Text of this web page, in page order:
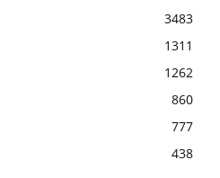
3483
1311
1262
860
777
438